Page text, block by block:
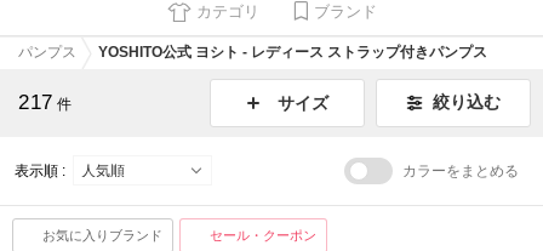
カテゴリ ブランド
パンプス YOSHITO公式 ヨシト - レディース ストラップ付きパンプス
217 件 サイズ 絞り込む
表示順 : カラーをまとめる
お気に入りブランド セール・クーポン